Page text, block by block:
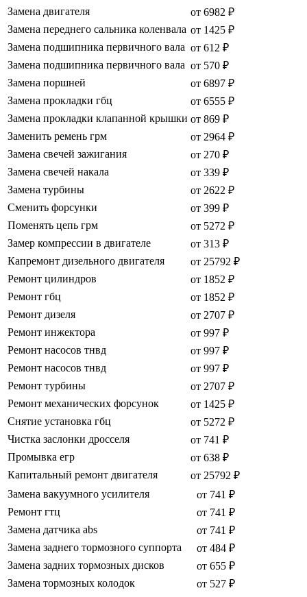
Замена двигателя
от 6982 ₽
Замена переднего сальника коленвала от 1425 ₽
Замена подшипника первичного вала от 612 ₽
Замена подшипника первичного вала от 570 ₽
Замена поршней
от 6897 ₽
Замена прокладки гбц
от 6555 ₽
Замена прокладки клапанной крышки от 869 ₽
Заменить ремень грм
от 2964 ₽
Замена свечей зажигания
от 270 ₽
Замена свечей накала
от 339 ₽
Замена турбины
от 2622 ₽
Сменить форсунки
от 399 ₽
Поменять цепь грм
от 5272 ₽
Замер компрессии в двигателе
от 313 ₽
Капремонт дизельного двигателя
от 25792 ₽
Ремонт цилиндров
от 1852 ₽
Ремонт гбц
от 1852 ₽
Ремонт дизеля
от 2707 ₽
Ремонт инжектора
от 997 ₽
Ремонт насосов тнвд
от 997 ₽
Ремонт насосов тнвд
от 997 ₽
Ремонт турбины
от 2707 ₽
Ремонт механических форсунок
от 1425 ₽
Снятие установка гбц
от 5272 ₽
Чистка заслонки дросселя
от 741 ₽
Промывка егр
от 638 ₽
Капитальный ремонт двигателя
от 25792 ₽
Замена вакуумного усилителя
от 741 ₽
Ремонт гтц
от 741 ₽
Замена датчика abs
от 741 ₽
Замена заднего тормозного суппорта
от 484 ₽
Замена задних тормозных дисков
от 655 ₽
Замена тормозных колодок
от 527 ₽